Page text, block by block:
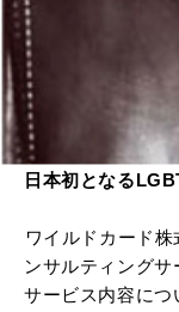
日本初となる
ワイルドカード
ンサルティング
サービス内容に